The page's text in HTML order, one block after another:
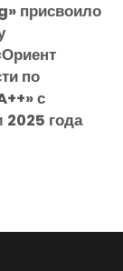
присвоило
по
с
2025 года